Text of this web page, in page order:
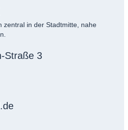
zentral in der Stadtmitte, nahe
Straße 3